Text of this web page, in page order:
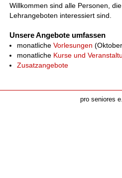
Willkommen sind alle Personen,
Lehrangeboten interessiert sind.
Unsere Angebote umfassen
monatliche Vorlesungen
monatliche Kurse und
Zusatzangebote
pro seniores